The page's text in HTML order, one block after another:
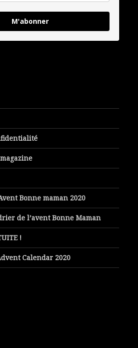
M'abonner
Bonne maman 2020
de l’avent Bonne Maman
!
Calendar 2020